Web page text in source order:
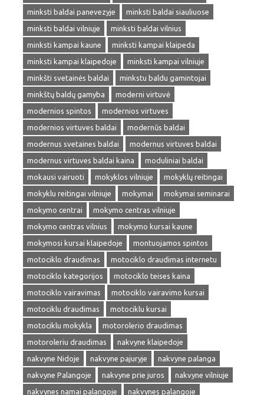
minksti baldai panevezyje
minksti baldai siauliuose
minksti baldai vilniuje
minksti baldai vilnius
minksti kampai kaune
minksti kampai klaipeda
minksti kampai klaipedoje
minksti kampai vilniuje
minkšti svetainės baldai
minkstu baldu gamintojai
minkštų baldų gamyba
moderni virtuvė
modernios spintos
modernios virtuves
modernios virtuves baldai
modernūs baldai
modernus svetaines baldai
modernus virtuves baldai
modernus virtuves baldai kaina
moduliniai baldai
mokausi vairuoti
mokyklos vilniuje
mokyklų reitingai
mokyklu reitingai vilniuje
mokymai
mokymai seminarai
mokymo centrai
mokymo centras vilniuje
mokymo centras vilnius
mokymo kursai kaune
mokymosi kursai klaipedoje
montuojamos spintos
motociklo draudimas
motociklo draudimas internetu
motociklo kategorijos
motociklo teises kaina
motociklo vairavimas
motociklo vairavimo kursai
motociklu draudimas
motociklu kursai
motociklu mokykla
motorolerio draudimas
motoroleriu draudimas
nakvyne klaipedoje
nakvyne Nidoje
nakvyne pajuryje
nakvyne palanga
nakvyne Palangoje
nakvyne prie juros
nakvyne vilniuje
nakvynes namai palangoje
nakvynes palangoje